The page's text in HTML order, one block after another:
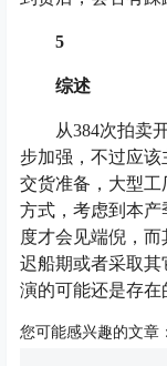
5
综述
从384次拍卖开
步加强，不过应
交货准备，大型
方式，考虑到本产
度才会见端倪，
迟船期或者采取
演的可能还是存在
您可能感兴趣的文章：